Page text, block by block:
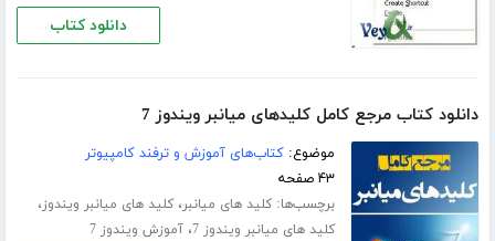
دانلود کتاب
دانلود کتاب مرجع کامل کلیدهای میانبر ویندوز 7
موضوع:کتاب‌های آموزش و ترفند کامپیوتر
۴۳ صفحه
برچسب‌ها:کلید های میانبر،کلید های میانبر ویندوز،
کلید های میانبر ویندوز 7 ،آموزش ویندوز 7